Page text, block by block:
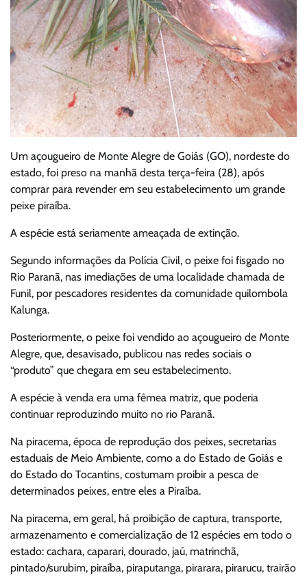
Um açougueiro de Monte Alegre de Goiás (GO), nordeste do
estado, foi preso na manhã desta terça-feira (28), após
comprar para revender em seu estabelecimento um grande
peixe piraíba.
A espécie está seriamente ameaçada de extinção.
Segundo informações da Polícia Civil, o peixe foi fisgado no
Rio Paranã, nas imediações de uma localidade chamada de
Funil, por pescadores residentes da comunidade quilombola
Kalunga.
Posteriormente, o peixe foi vendido ao açougueiro de Monte
Alegre, que, desavisado, publicou nas redes sociais o
“produto” que chegara em seu estabelecimento.
A espécie à venda era uma fêmea matriz, que poderia
continuar reproduzindo muito no rio Paranã.
Na piracema, época de reprodução dos peixes, secretarias
estaduais de Meio Ambiente, como a do Estado de Goiás e
do Estado do Tocantins, costumam proibir a pesca de
determinados peixes, entre eles a Piraíba.
Na piracema, em geral, há proibição de captura, transporte,
armazenamento e comercialização de 12 espécies em todo o
estado: cachara, caparari, dourado, jaú, matrinchã,
pintado/surubim, piraíba, piraputanga, pirarara, pirarucu, trairão